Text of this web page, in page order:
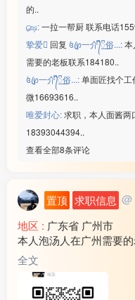
的..
௸:一拉一帮厨 联系电话
挚爱 回复 ꧔ꦿ℘一介᭄ᩚ꯭ᩚ俗...:本
需要的老板联系184180..
꧔ꦿ℘一介᭄ᩚ꯭ᩚ俗...:单面匠找个工
微16693616..
唯爱封心:求职，本人面酱两
18393044394..
查看全部8条评论
置顶 求职信息 @
地区 : 广东省 广州市
本人泡汤人在广州需要
全文